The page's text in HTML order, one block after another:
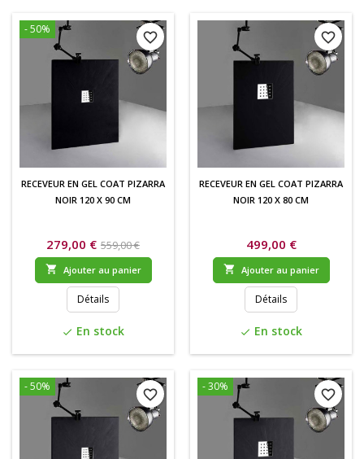
- 50%
RECEVEUR EN GEL COAT PIZARRA
NOIR 120 X 90 CM
279,00 € 559,00 €
 Ajouter au panier
Détails
check En stock
favorite_border
RECEVEUR EN GEL COAT PIZARRA
NOIR 120 X 80 CM
499,00 €
 Ajouter au panier
Détails
check En stock
favorite_border
- 50%
favorite_border
- 30%
favorite_border